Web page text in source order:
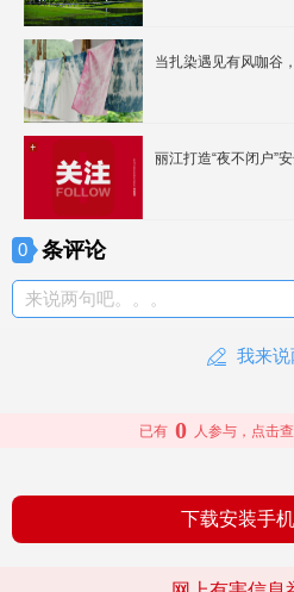
当扎染遇见有风咖谷
丽江打造“夜不闭户”
0 条评论
来说两句吧。。。
我来说
已有 0 人参与，点击
下载安装手